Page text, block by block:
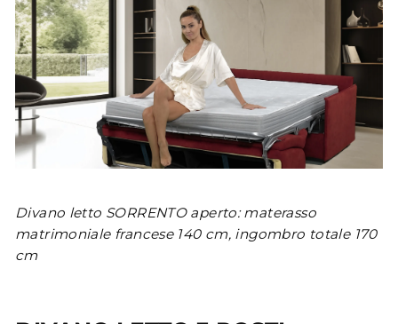
Divano letto SORRENTO aperto: materasso
matrimoniale francese 140 cm, ingombro totale 170
cm